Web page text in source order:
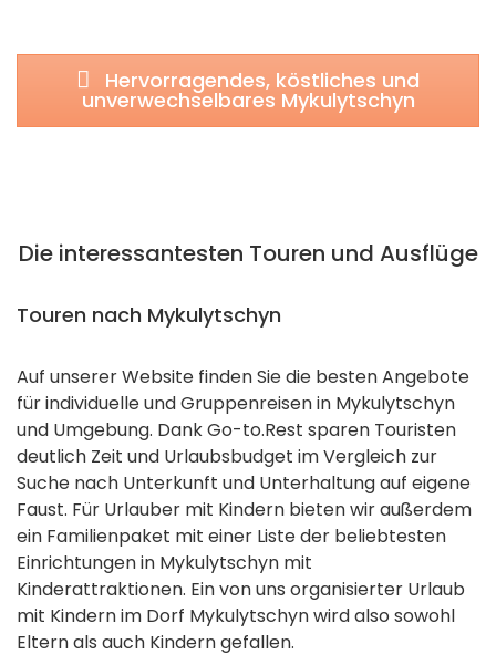
Hervorragendes, köstliches und
unverwechselbares Mykulytschyn
Die interessantesten Touren und Ausflüge
Touren nach Mykulytschyn
Auf unserer Website finden Sie die besten Angebote
für individuelle und Gruppenreisen in Mykulytschyn
und Umgebung. Dank Go-to.Rest sparen Touristen
deutlich Zeit und Urlaubsbudget im Vergleich zur
Suche nach Unterkunft und Unterhaltung auf eigene
Faust. Für Urlauber mit Kindern bieten wir außerdem
ein Familienpaket mit einer Liste der beliebtesten
Einrichtungen in Mykulytschyn mit
Kinderattraktionen. Ein von uns organisierter Urlaub
mit Kindern im Dorf Mykulytschyn wird also sowohl
Eltern als auch Kindern gefallen.